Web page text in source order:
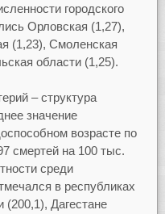
городского
Орловская (1,27),
(1,23), Смоленская
области (1,25).
– структура
значение
возрасте по
смертей на 100 тыс.
среди
в республиках
(200,1), Дагестане